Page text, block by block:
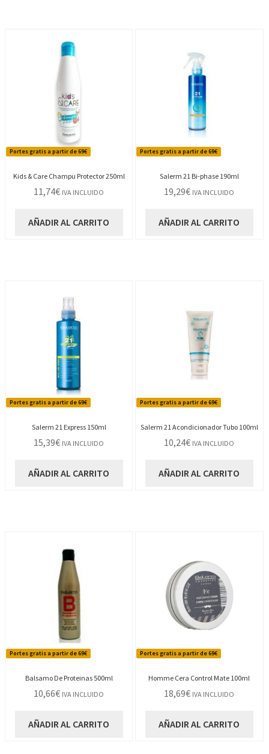
Portes gratis a partir de 69€
Kids & Care Champu Protector 250ml
11,74€ IVA INCLUIDO
AÑADIR AL CARRITO
Portes gratis a partir de 69€
Salerm 21 Bi-phase 190ml
19,29€ IVA INCLUIDO
AÑADIR AL CARRITO
Portes gratis a partir de 69€
Salerm 21 Express 150ml
15,39€ IVA INCLUIDO
AÑADIR AL CARRITO
Portes gratis a partir de 69€
Salerm 21 Acondicionador Tubo 100ml
10,24€ IVA INCLUIDO
AÑADIR AL CARRITO
Portes gratis a partir de 69€
Balsamo De Proteinas 500ml
10,66€ IVA INCLUIDO
AÑADIR AL CARRITO
Portes gratis a partir de 69€
Homme Cera Control Mate 100ml
18,69€ IVA INCLUIDO
AÑADIR AL CARRITO